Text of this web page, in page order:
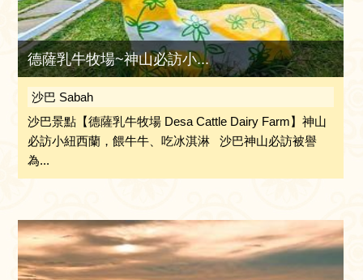
德薩乳牛牧場~神山必訪小...
沙巴 Sabah
沙巴景點【德薩乳牛牧場 Desa Cattle Dairy Farm】神山
必訪小紐西蘭，餵牛牛、吃冰淇淋 沙巴神山必訪被譽
為...